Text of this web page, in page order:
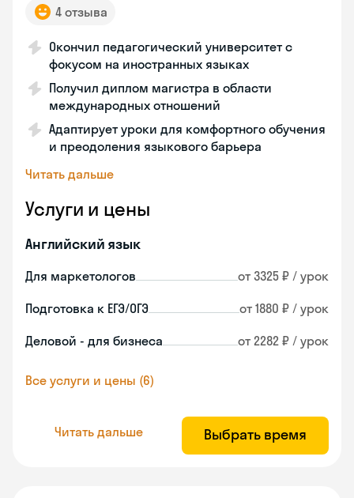
4 отзыва
Окончил педагогический университет с
фокусом на иностранных языках
Получил диплом магистра в области
международных отношений
Адаптирует уроки для комфортного обучения
и преодоления языкового барьера
Читать дальше
Услуги и цены
Английский язык
Для маркетологов от 3325 ₽ / урок
Подготовка к ЕГЭ/ОГЭ от 1880 ₽ / урок
Деловой - для бизнеса от 2282 ₽ / урок
Все услуги и цены (6)
Читать дальше Выбрать время